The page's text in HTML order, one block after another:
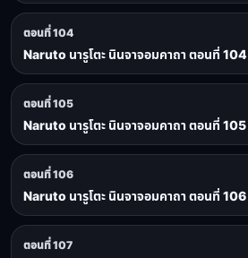
ตอนที่ 104
Naruto นารูโตะ นินจาจอมคาถา ตอนที่ 104
ตอนที่ 105
Naruto นารูโตะ นินจาจอมคาถา ตอนที่ 105
ตอนที่ 106
Naruto นารูโตะ นินจาจอมคาถา ตอนที่ 106
ตอนที่ 107